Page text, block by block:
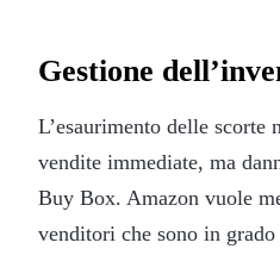
Gestione
L’esaurimento delle scorte
vendite immediate, ma
Buy Box. Amazon vuole
venditori che sono in